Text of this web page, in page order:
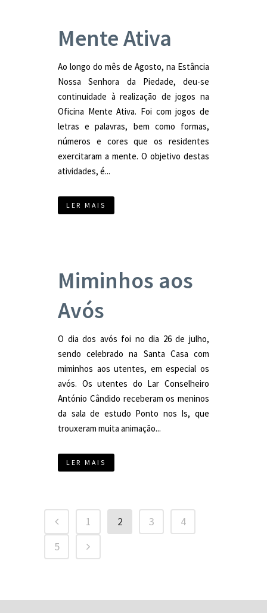
Mente Ativa
Ao longo do mês de Agosto, na Estância
Nossa Senhora da Piedade, deu-se
continuidade à realização de jogos na
Oficina Mente Ativa. Foi com jogos de
letras e palavras, bem como formas,
números e cores que os residentes
exercitaram a mente. O objetivo destas
atividades, é...
LER MAIS
Miminhos aos
Avós
O dia dos avós foi no dia 26 de julho,
sendo celebrado na Santa Casa com
miminhos aos utentes, em especial os
avós. Os utentes do Lar Conselheiro
António Cândido receberam os meninos
da sala de estudo Ponto nos Is, que
trouxeram muita animação...
LER MAIS
1 2 3
4
5